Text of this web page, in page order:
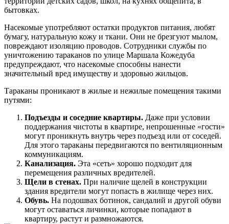
бытовках.
Насекомые употребляют остатки продуктов питания, любят
бумагу, натуральную кожу и ткани. Они не брезгуют мылом,
повреждают изоляцию проводов. Сотрудники службы по
уничтожению тараканов по улице Маршала Кожедуба
предупреждают, что насекомые способны нанести
значительный вред имуществу и здоровью жильцов.
Тараканы проникают в жилые и нежилые помещения такими
путями:
Подъезды и соседние квартиры. Даже при условии
поддержания чистоты в квартире, непрошенные «гости»
могут проникнуть внутрь через подъезд или от соседей.
Для этого тараканы передвигаются по вентиляционным
коммуникациям.
Канализация. Эта «сеть» хорошо подходит для
перемещения различных вредителей.
Щели в стенах. При наличие щелей в конструкции
здания вредители могут попасть в жилище через них.
Обувь. На подошвах ботинок, сандалий и другой обуви
могут оставаться личинки, которые попадают в
квартиру, растут и размножаются.